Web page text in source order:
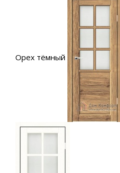
Орех тёмный